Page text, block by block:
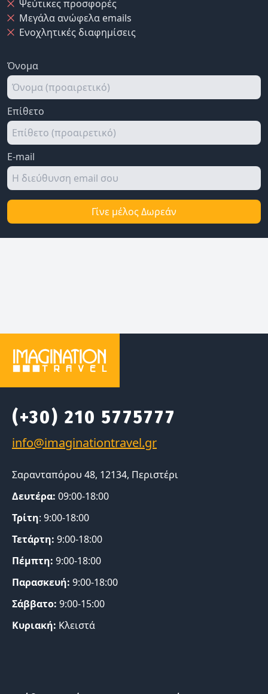
Ψεύτικες προσφορές
Μεγάλα ανώφελα emails
Ενοχλητικές διαφημίσεις
Όνομα
Επίθετο
E-mail
Γίνε μέλος Δωρεάν
(+30) 210 5775777
Σαρανταπόρου 48, 12134, Περιστέρι
Δευτέρα: 09:00-18:00
Τρίτη: 9:00-18:00
Τετάρτη: 9:00-18:00
Πέμπτη: 9:00-18:00
Παρασκευή: 9:00-18:00
Σάββατο: 9:00-15:00
Κυριακή: Κλειστά